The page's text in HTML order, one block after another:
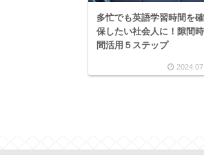
多忙でも英語学習時間を確
保したい社会人に！隙間時
間活用５ステップ